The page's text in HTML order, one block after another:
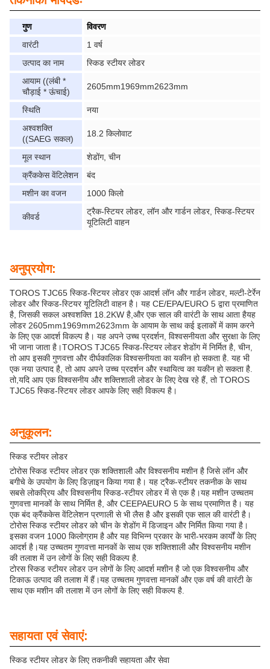
गुण
विवरण
वारंटी
1 वर्ष
उत्पाद का नाम
स्किड स्टीयर लोडर
आयाम ((लंबी *
चौड़ाई * ऊंचाई)
2605mm1969mm2623mm
स्थिति
नया
अश्वशक्ति
((SAEG सकल)
18.2 किलोवाट
मूल स्थान
शेडोंग, चीन
क्रैंककेस वेंटिलेशन
बंद
मशीन का वजन
1000 किलो
कीवर्ड
ट्रैक-स्टियर लोडर, लॉन और गार्डन लोडर, स्किड-स्टियर
यूटिलिटी वाहन
अनुप्रयोग:
TOROS TJC65 स्किड-स्टियर लोडर एक आदर्श लॉन और गार्डन लोडर, मल्टी-टेर्रेन
लोडर और स्किड-स्टियर यूटिलिटी वाहन है। यह CE/EPA/EURO 5 द्वारा प्रमाणित
है, जिसकी सकल अश्वशक्ति 18.2KW है,और एक साल की वारंटी के साथ आता हैयह
लोडर 2605mm1969mm2623mm के आयाम के साथ कई इलाकों में काम करने
के लिए एक आदर्श विकल्प है। यह अपने उच्च प्रदर्शन, विश्वसनीयता और सुरक्षा के लिए
भी जाना जाता है।TOROS TJC65 स्किड-स्टियर लोडर शेडोंग में निर्मित है, चीन,
तो आप इसकी गुणवत्ता और दीर्घकालिक विश्वसनीयता का यकीन हो सकता है. यह भी
एक नया उत्पाद है, तो आप अपने उच्च प्रदर्शन और स्थायित्व का यकीन हो सकता है.
तो,यदि आप एक विश्वसनीय और शक्तिशाली लोडर के लिए देख रहे हैं, तो TOROS
TJC65 स्किड-स्टियर लोडर आपके लिए सही विकल्प है।
अनुकूलन:
स्किड स्टीयर लोडर
टोरोस स्किड स्टीयर लोडर एक शक्तिशाली और विश्वसनीय मशीन है जिसे लॉन और
बगीचे के उपयोग के लिए डिज़ाइन किया गया है। यह ट्रैक-स्टीयर तकनीक के साथ
सबसे लोकप्रिय और विश्वसनीय स्किड-स्टीयर लोडर में से एक है।यह मशीन उच्चतम
गुणवत्ता मानकों के साथ निर्मित है, और CEEPAEURO 5 के साथ प्रमाणित है। यह
एक बंद क्रैंककेस वेंटिलेशन प्रणाली से भी लैस है और इसकी एक साल की वारंटी है।
टोरोस स्किड स्टीयर लोडर को चीन के शेडोंग में डिजाइन और निर्मित किया गया है।
इसका वजन 1000 किलोग्राम है और यह विभिन्न प्रकार के भारी-भरकम कार्यों के लिए
आदर्श है।यह उच्चतम गुणवत्ता मानकों के साथ एक शक्तिशाली और विश्वसनीय मशीन
की तलाश में उन लोगों के लिए सही विकल्प है.
टोरस स्किड स्टीयर लोडर उन लोगों के लिए आदर्श मशीन है जो एक विश्वसनीय और
टिकाऊ उत्पाद की तलाश में हैं।यह उच्चतम गुणवत्ता मानकों और एक वर्ष की वारंटी के
साथ एक मशीन की तलाश में उन लोगों के लिए सही विकल्प है.
सहायता एवं सेवाएं:
स्किड स्टीयर लोडर के लिए तकनीकी सहायता और सेवा